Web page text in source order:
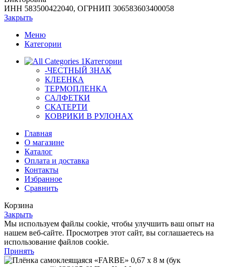
0]
ИНН 583500422040, ОГРНИП 306583603400058
Закрыть
Меню
Категории
Категории
-ЧЕСТНЫЙ ЗНАК
КЛЕЕНКА
ТЕРМОПЛЕНКА
САЛФЕТКИ
СКАТЕРТИ
КОВРИКИ В РУЛОНАХ
Главная
О магазине
Каталог
Оплата и доставка
Контакты
Избранное
Сравнить
Корзина
Закрыть
Мы используем файлы cookie, чтобы улучшить ваш опыт на
нашем веб-сайте. Просмотрев этот сайт, вы соглашаетесь на
использование файлов cookie.
Принять